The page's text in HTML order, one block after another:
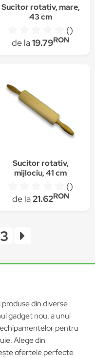
Sucitor rotativ, mare,
43 cm
()
de la19.79RON
Sucitor rotativ,
mijlociu, 41 cm
()
de la21.62RON
3
din diverse
gadget nou, a unui
pentru
Alege din
ofertele perfecte